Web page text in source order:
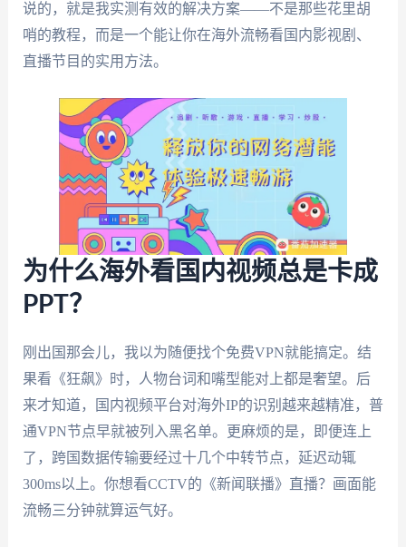
说的，就是我实测有效的解决方案——不是那些花里胡
哨的教程，而是一个能让你在海外流畅看国内影视剧、
直播节目的实用方法。
为什么海外看国内视频总是卡成
PPT？
刚出国那会儿，我以为随便找个免费VPN就能搞定。结
果看《狂飙》时，人物台词和嘴型能对上都是奢望。后
来才知道，国内视频平台对海外IP的识别越来越精准，普
通VPN节点早就被列入黑名单。更麻烦的是，即便连上
了，跨国数据传输要经过十几个中转节点，延迟动辄
300ms以上。你想看CCTV的《新闻联播》直播？画面能
流畅三分钟就算运气好。